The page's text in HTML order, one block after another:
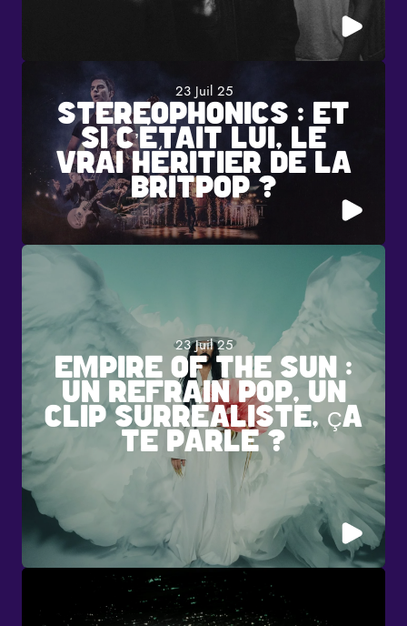
23 Juil 25
STEREOPHONICS : ET
SI C’ÉTAIT LUI, LE
VRAI HÉRITIER DE LA
BRITPOP ?
23 Juil 25
EMPIRE OF THE SUN :
UN REFRAIN POP, UN
CLIP SURRÉALISTE, ÇA
TE PARLE ?